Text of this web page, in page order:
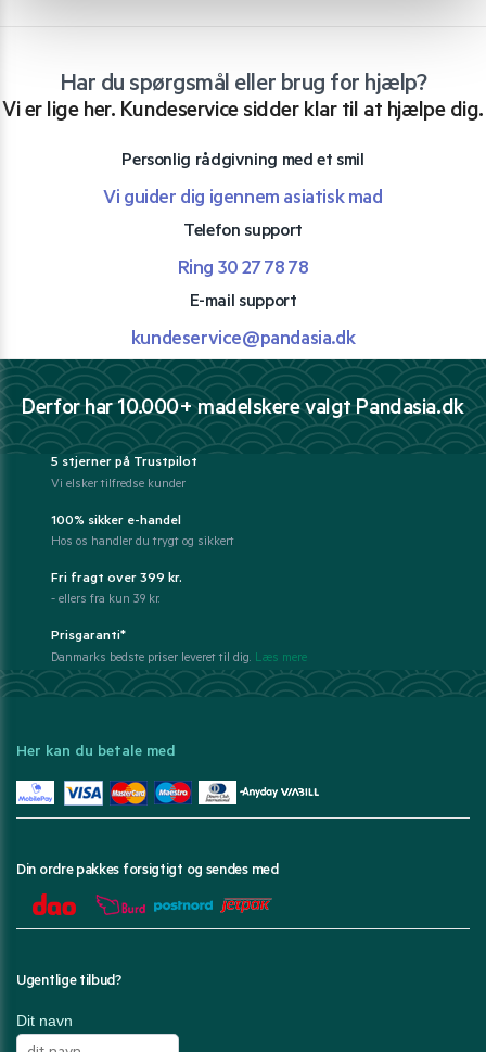
Har du spørgsmål eller brug for hjælp?
Vi er lige her. Kundeservice sidder klar til at hjælpe dig.
Personlig rådgivning med et smil
Vi guider dig igennem asiatisk mad
Telefon support
Ring 30 27 78 78
E-mail support
kundeservice@pandasia.dk
Derfor har 10.000+ madelskere valgt Pandasia.dk
5 stjerner på Trustpilot
Vi elsker tilfredse kunder
100% sikker e-handel
Hos os handler du trygt og sikkert
Fri fragt over 399 kr.
- ellers fra kun 39 kr.
Prisgaranti*
Danmarks bedste priser leveret til dig. Læs mere
Her kan du betale med
Din ordre pakkes forsigtigt og sendes med
Ugentlige tilbud?
Dit navn